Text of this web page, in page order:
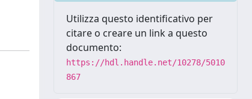
Utilizza questo identificativo per
citare o creare un link a questo
documento:
https://hdl.handle.net/10278/5010
867